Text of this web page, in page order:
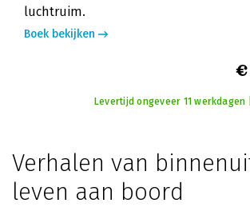
luchtruim.
Boek bekijken
€
Levertijd ongeveer 11
Verhalen van
leven aan boord